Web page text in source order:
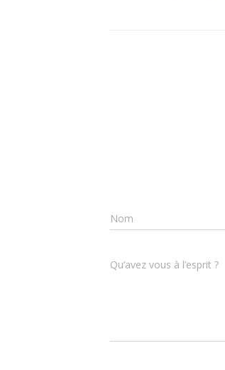
Nom
Qu’avez vous à l’esprit ?